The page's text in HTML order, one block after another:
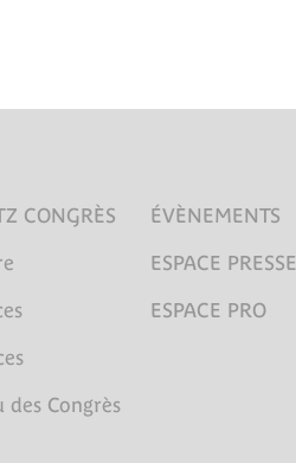
CONGRÈS
des Congrès
ÉVÈNEMENTS
ESPACE PRESSE
ESPACE PRO